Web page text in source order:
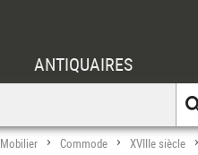
ANTIQUAIRES
Mobilier > Commode > XVIIIe siècle